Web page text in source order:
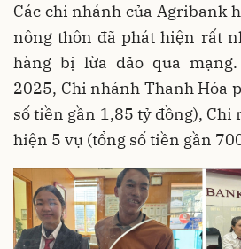
Các chi nhánh của Agribank
nông thôn đã phát hiện rất
hàng bị lừa đảo qua
2025, Chi nhánh Thanh Hóa
số tiền gần 1,85 tỷ đồng), Chi
hiện 5 vụ (tổng số tiền gần